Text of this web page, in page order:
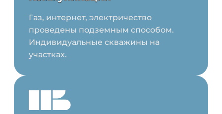
Газ, интернет, электричество
проведены подземным способом.
Индивидуальные скважины на
участках.